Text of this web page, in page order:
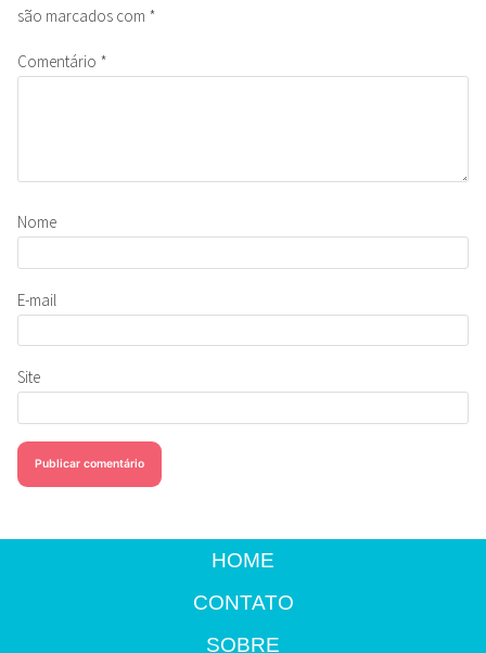
são marcados com *
Comentário *
Nome
E-mail
Site
HOME
CONTATO
SOBRE